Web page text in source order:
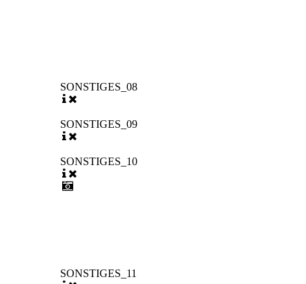
SONSTIGES_08
SONSTIGES_09
SONSTIGES_10
SONSTIGES_11